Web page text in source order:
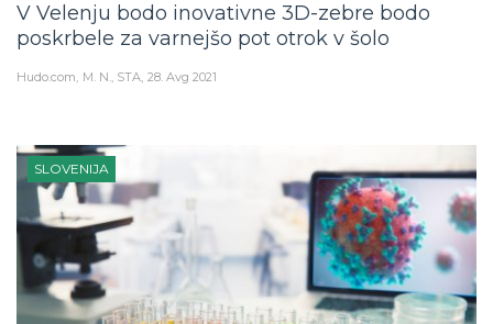
V Velenju bodo inovativne 3D-zebre bodo
poskrbele za varnejšo pot otrok v šolo
Hudo.com M. N., STA 28. Avg 2021
SLOVENIJA